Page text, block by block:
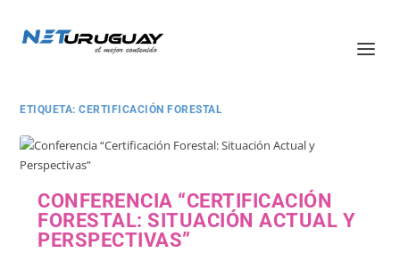
ETIQUETA:CERTIFICACIÓN FORESTAL
CONFERENCIA “CERTIFICACIÓN
FORESTAL: SITUACIÓN ACTUAL Y
PERSPECTIVAS”